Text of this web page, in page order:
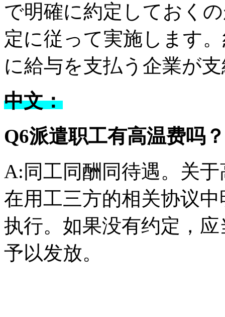
で明確に約定しておく
定に従って実施します
に給与を支払う企業が
中文：
Q6派遣职工有高温费吗？
A:同工同酬同待遇。关
在用工三方的相关协议
执行。如果没有约定，
予以发放。